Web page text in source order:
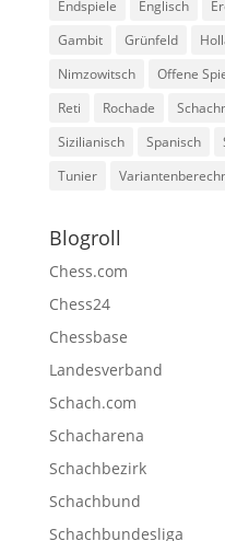
Endspiele
Englisch
Gambit
Grünfeld
Nimzowitsch
Offene
Reti
Rochade
Sizilianisch
Spanisch
Tunier
Blogroll
Chess.com
Chess24
Chessbase
Landesverband
Schach.com
Schacharena
Schachbezirk
Schachbund
Schachbundesliga